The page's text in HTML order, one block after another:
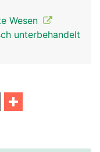
Wesen
unterbehandelt